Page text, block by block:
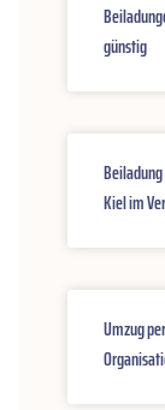
günstig
Kiel im
Umzug